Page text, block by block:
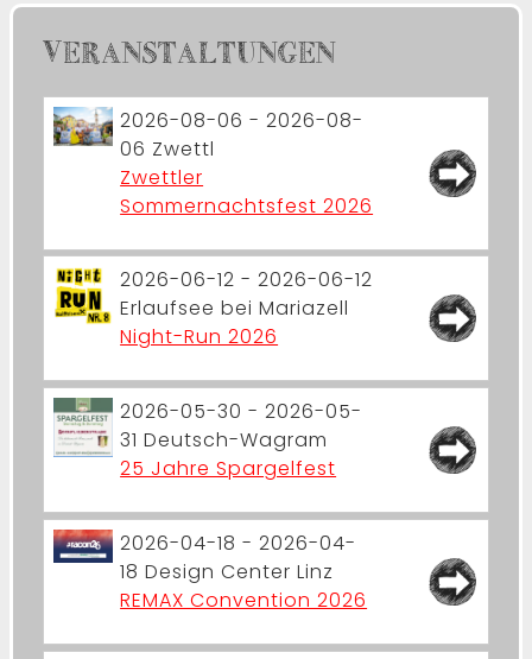
VERANSTALTUNGEN
2026-08-06 - 2026-08-
06 Zwettl
Zwettler
Sommernachtsfest 2026
2026-06-12 - 2026-06-12
Erlaufsee bei Mariazell
Night-Run 2026
2026-05-30 - 2026-05-
31 Deutsch-Wagram
25 Jahre Spargelfest
2026-04-18 - 2026-04-
18 Design Center Linz
REMAX Convention 2026